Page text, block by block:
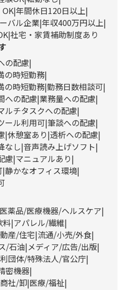
年間休日120日以上
バル企業 年収400万円以上
社宅・家賃補助制度あり
の配慮
の時短勤務
の時短勤務 勤務日数相談可
への配慮 業務量への配慮
ルチタスクへの配慮
ール利用可 筆談への配慮
休憩室あり 透析への配慮
なし 音声読み上げソフト
慮 マニュアルあり
静かなオフィス環境
医薬品/医療機器/ヘルスケア
料 アパレル/繊維
産/住宅 流通/小売/外食
/石油 メディア/広告/出版
団体/特殊法人/官公庁
密機器
商社/卸 医療/福祉